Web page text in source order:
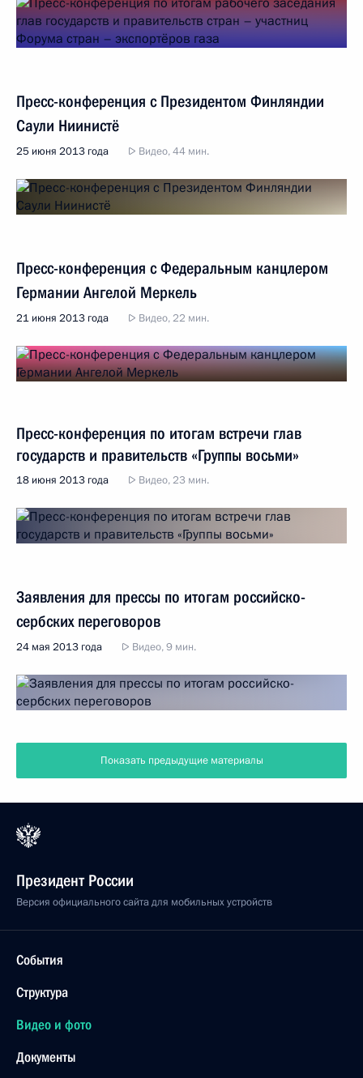
Пресс-конференция с Президентом Финляндии
Саули Ниинистё
25 июня 2013 года Видео, 44 мин.
Пресс-конференция с Федеральным канцлером
Германии Ангелой Меркель
21 июня 2013 года Видео, 22 мин.
Пресс-конференция по итогам встречи глав
государств и правительств «Группы восьми»
18 июня 2013 года Видео, 23 мин.
Заявления для прессы по итогам российско-
сербских переговоров
24 мая 2013 года Видео, 9 мин.
Показать предыдущие материалы
Президент России
Версия официального сайта для мобильных устройств
События
Структура
Видео и фото
Документы